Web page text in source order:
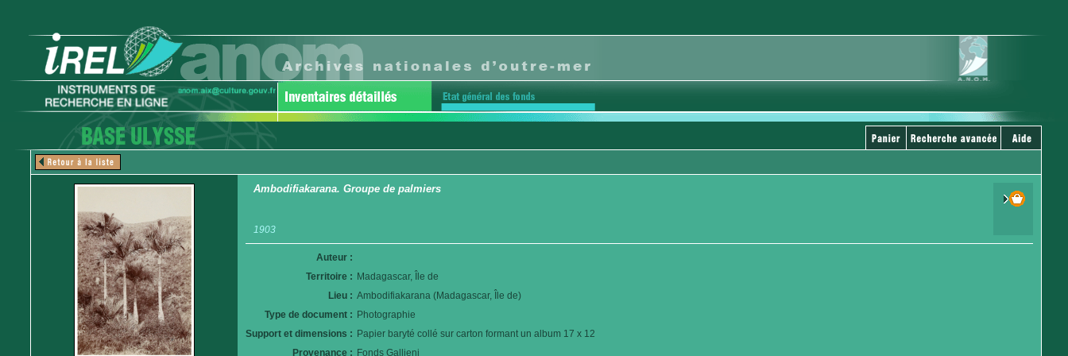
Ambodifiakarana. Groupe de palmiers
1903
Auteur :
Territoire : Madagascar, Île de
Lieu : Ambodifiakarana (Madagascar, Île de)
Type de document : Photographie
Support et dimensions : Papier baryté collé sur carton formant un album 17 x 12
Provenance : Fonds Gallieni